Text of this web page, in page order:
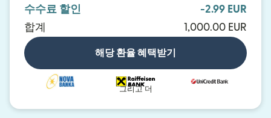
수수료 할인
-2.99 EUR
합계
1,000.00 EUR
해당 환율 혜택받기
그리고 더